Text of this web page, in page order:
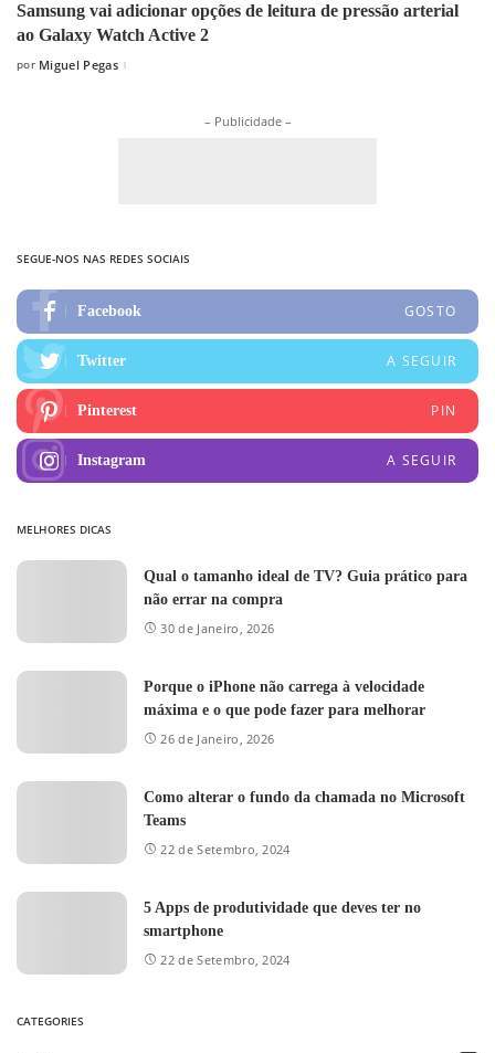
Samsung vai adicionar opções de leitura de pressão arterial
ao Galaxy Watch Active 2
Posted
por Miguel Pegas
– Publicidade –
SEGUE-NOS NAS REDES SOCIAIS
Facebook GOSTO
Twitter A SEGUIR
Pinterest PIN
Instagram A SEGUIR
MELHORES DICAS
Qual o tamanho ideal de TV? Guia prático para
não errar na compra
30 de Janeiro, 2026
Porque o iPhone não carrega à velocidade
máxima e o que pode fazer para melhorar
26 de Janeiro, 2026
Como alterar o fundo da chamada no Microsoft
Teams
22 de Setembro, 2024
5 Apps de produtividade que deves ter no
smartphone
22 de Setembro, 2024
CATEGORIES